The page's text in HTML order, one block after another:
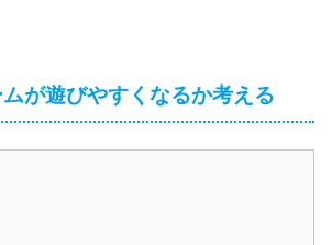
が遊びやすくなるか考える